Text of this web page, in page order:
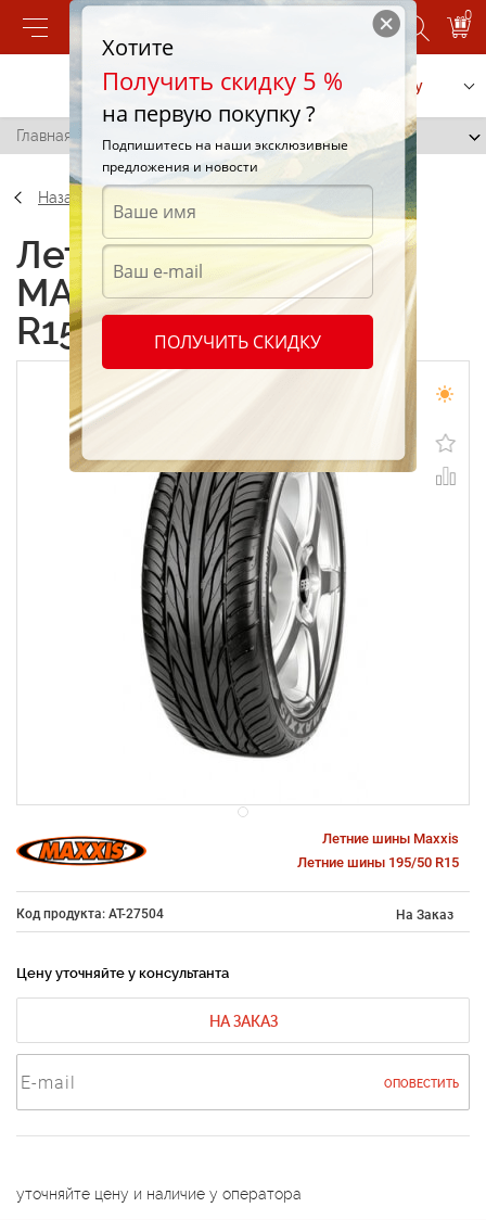
0
Позвонить Заказать услугу
Главная / Maxxis MA-Z4S Victra 195/50 R15 86M
Назад
Летние шины Maxxis
MA-Z4S Victra 195/50
R15 86M
Летние шины Maxxis
Летние шины 195/50 R15
Код продукта: AT-27504 На Заказ
Цену уточняйте у консультанта
НА ЗАКАЗ
ОПОВЕСТИТЬ
уточняйте цену и наличие у оператора
Хотите
Получить скидку 5 %
на первую покупку ?
Подпишитесь на наши эксклюзивные
предложения и новости
ПОЛУЧИТЬ СКИДКУ